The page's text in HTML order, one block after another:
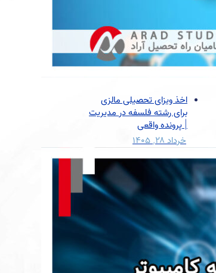
اخذ ویزای تحصیلی مالزی
برای رشته فلسفه در مدیریت
| پرونده واقعی
خرداد ۲۸, ۱۴۰۵